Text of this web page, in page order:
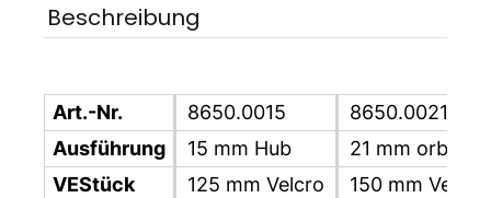
Beschreibung
Art.-Nr.
Ausführung
VEStück
8650.0015
15 mm Hub
125 mm Velcro
8650.0021
21 mm orbit
150 mm Velcro